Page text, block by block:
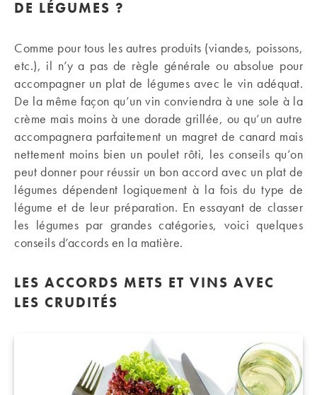
DE LÉGUMES ?
Comme pour tous les autres produits (viandes, poissons,
etc.), il n’y a pas de règle générale ou absolue pour
accompagner un plat de légumes avec le vin adéquat.
De la même façon qu’un vin conviendra à une sole à la
crème mais moins à une dorade grillée, ou qu’un autre
accompagnera parfaitement un magret de canard mais
nettement moins bien un poulet rôti, les conseils qu’on
peut donner pour réussir un bon accord avec un plat de
légumes dépendent logiquement à la fois du type de
légume et de leur préparation. En essayant de classer
les légumes par grandes catégories, voici quelques
conseils d’accords en la matière.
LES ACCORDS METS ET VINS AVEC
LES CRUDITÉS